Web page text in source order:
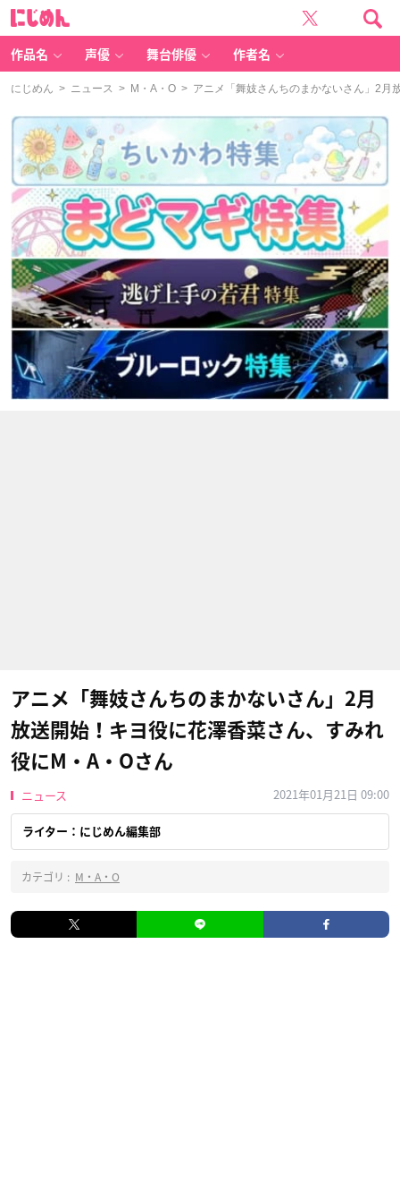
作品名 声優 舞台俳優 作者名
にじめん > ニュース > M・A・O > アニメ「舞妓さんちのまかないさん」2月
アニメ「舞妓さんちのまかないさん」2月
放送開始！キヨ役に花澤香菜さん、すみれ
役にM・A・Oさん
ニュース 2021年01月21日 09:00
ライター：にじめん編集部
カテゴリ : M・A・O